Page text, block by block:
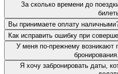
За сколько времени до
Вы принимаете оплату
Как исправить ошибку при
У меня по-прежнему возникают
Я хочу забронировать даты,